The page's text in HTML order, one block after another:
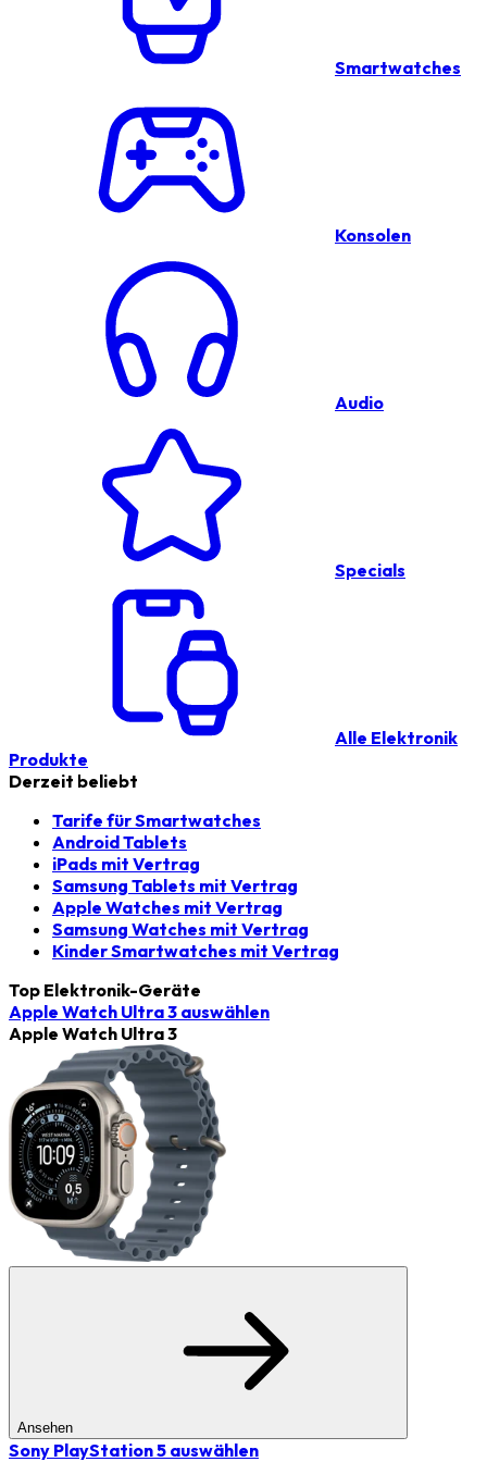
Smartwatches
Konsolen
Audio
Specials
Alle Elektronik
Produkte
Derzeit beliebt
Tarife für Smartwatches
Android Tablets
iPads mit Vertrag
Samsung Tablets mit Vertrag
Apple Watches mit Vertrag
Samsung Watches mit Vertrag
Kinder Smartwatches mit Vertrag
Top Elektronik-Geräte
Apple Watch Ultra 3 auswählen
Apple Watch Ultra 3
Ansehen
Sony PlayStation 5 auswählen